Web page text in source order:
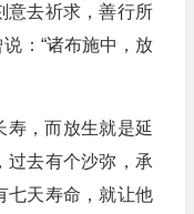
意去祈求，善行所
：“诸布施中，放
寿，而放生就是延
过去有个沙弥，承
七天寿命，就让他